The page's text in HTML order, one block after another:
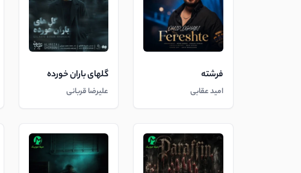
فرشته
امید عقابی
گلهای باران خورده
علیرضا قربانی